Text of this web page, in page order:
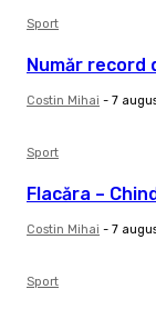
Sport
Număr record
Costin Mihai - 7
Sport
Flacăra –
Costin Mihai - 7
Sport